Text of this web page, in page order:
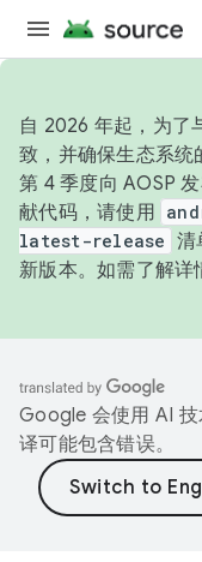
自 2026 年起，为了
致，并确保生态系统
第 4 季度向 AOSP
献代码，请使用
latest-release 清
新版本。如需了解详
Google 会使用 AI
译可能包含错误。